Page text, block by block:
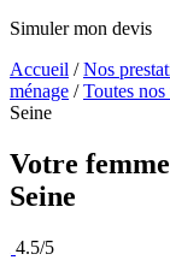
Simuler mon devis
Accueil /Nos
ménage /Toutes
Seine
Votre
Seine
4.5/5